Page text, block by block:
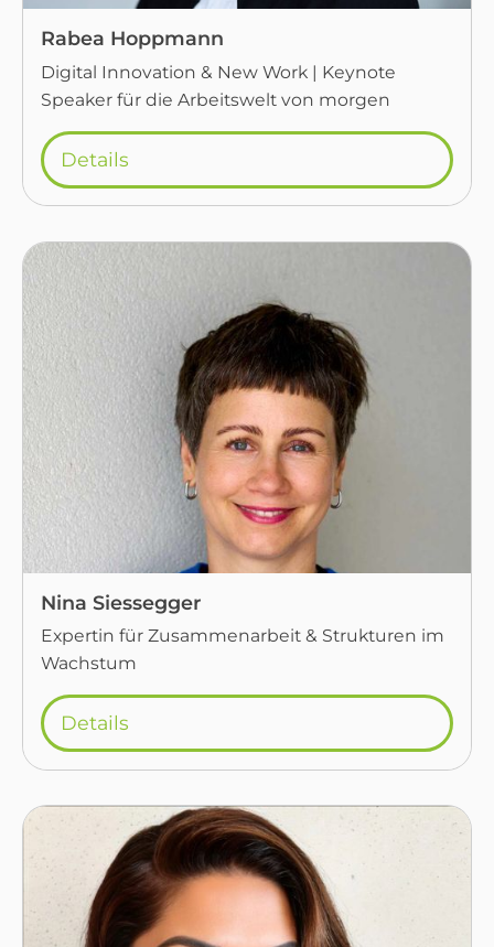
Rabea Hoppmann
Digital Innovation & New Work | Keynote
Speaker für die Arbeitswelt von morgen
Details
Nina Siessegger
Expertin für Zusammenarbeit & Strukturen im
Wachstum
Details